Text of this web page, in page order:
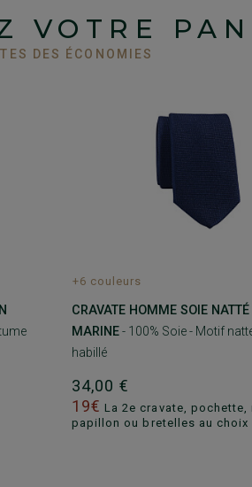
VOTRE
DES ÉCONOMIES
+6 couleurs
CRAVATE HOMME SOIE
MARINE- 100% Soie - Motif
habillé
34,00 €
19€ La 2e cravate,
papillon ou bretelles au choix